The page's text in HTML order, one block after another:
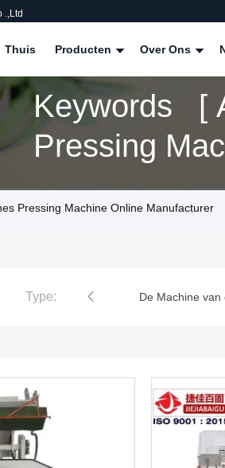
.,ltd
Thuis Producten Over Ons
Keywords [
Pressing
Producten
Pressing Machine Online Manufacturer
Type:
Dringende Machine De Machine